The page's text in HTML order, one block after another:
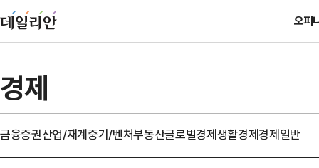
오피
경제
금융증권산업/재계중기/벤처부동산글로벌경제생활경제경제일반